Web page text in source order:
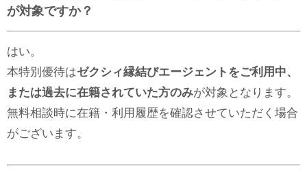
が対象ですか？
はい。
本特別優待はゼクシィ縁結びエージェントをご利用中、
または過去に在籍されていた方のみが対象となります。
無料相談時に在籍・利用履歴を確認させていただく場合
がございます。